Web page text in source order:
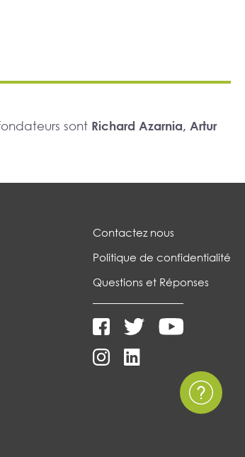
sont Richard Azarnia, Artur
Contactez nous
Politique de confidentialité
Questions et Réponses